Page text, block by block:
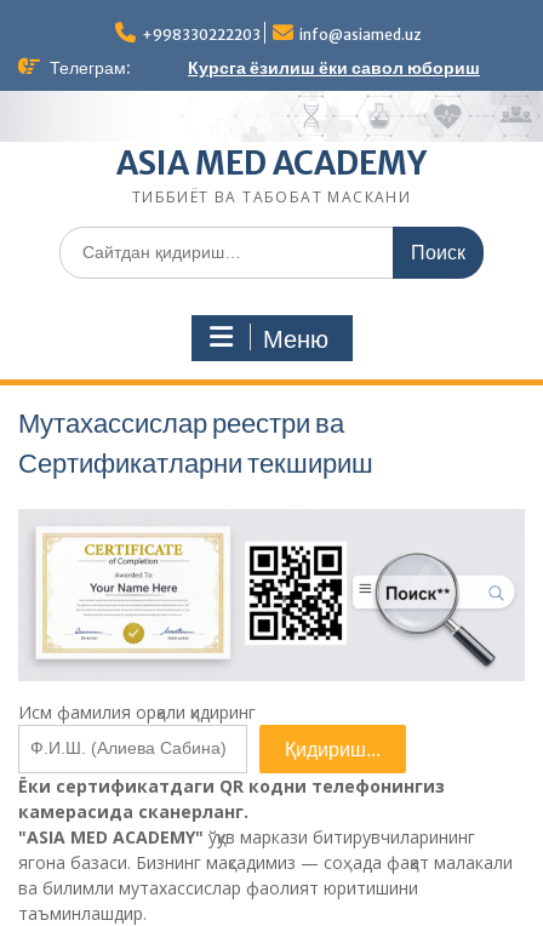
содержимому
+998330222203 info@asiamed.uz
Телеграм: Курсга ёзилиш ёки савол юбориш
ASIA MED ACADEMY
ТИББИЁТ ВА ТАБОБАТ МАСКАНИ
Поиск
по:
Меню
Мутахассислар реестри ва
Сертификатларни текшириш
Исм фамилия орқали қидиринг
Қидириш...
Ёки сертификатдаги QR кодни телефонингиз
камерасида сканерланг.
"ASIA MED ACADEMY" ўқув маркази битирувчиларининг
ягона базаси. Бизнинг мақсадимиз — соҳада фақат малакали
ва билимли мутахассислар фаолият юритишини
таъминлашдир.